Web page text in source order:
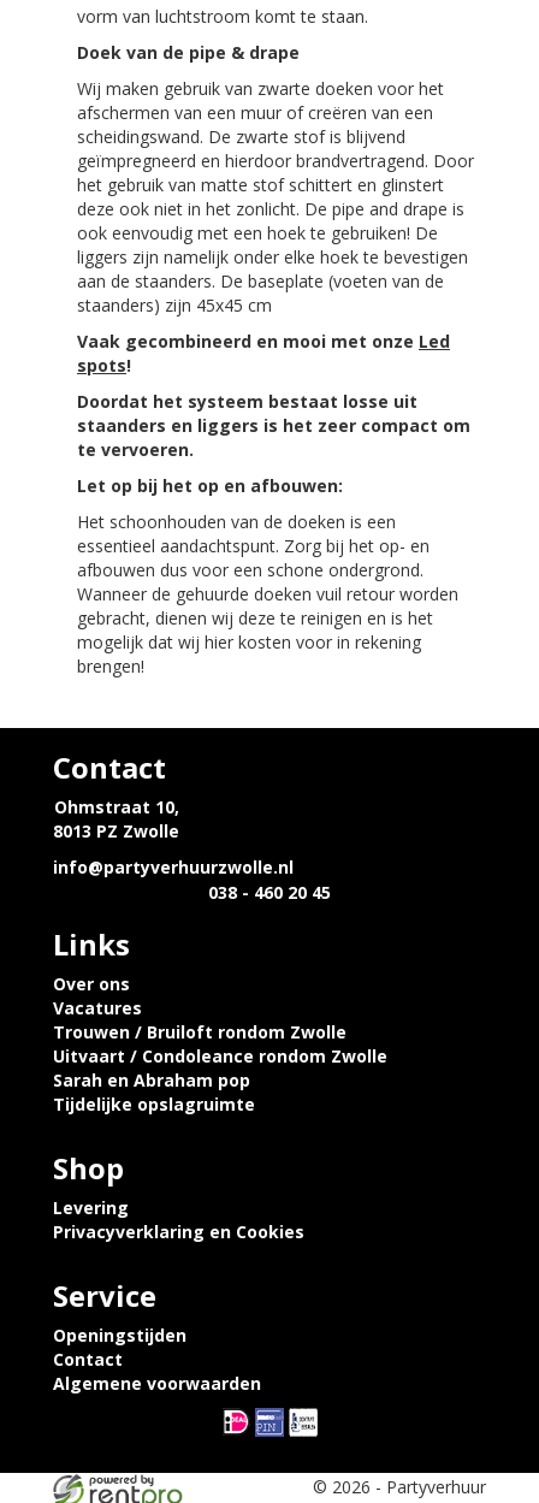
vorm van luchtstroom komt te staan.
Doek van de pipe & drape
Wij maken gebruik van zwarte doeken voor het
afschermen van een muur of creëren van een
scheidingswand. De zwarte stof is blijvend
geïmpregneerd en hierdoor brandvertragend. Door
het gebruik van matte stof schittert en glinstert
deze ook niet in het zonlicht. De pipe and drape is
ook eenvoudig met een hoek te gebruiken! De
liggers zijn namelijk onder elke hoek te bevestigen
aan de staanders. De baseplate (voeten van de
staanders) zijn 45x45 cm
Vaak gecombineerd en mooi met onze Led
spots!
Doordat het systeem bestaat losse uit
staanders en liggers is het zeer compact om
te vervoeren.
Let op bij het op en afbouwen:
Het schoonhouden van de doeken is een
essentieel aandachtspunt. Zorg bij het op- en
afbouwen dus voor een schone ondergrond.
Wanneer de gehuurde doeken vuil retour worden
gebracht, dienen wij deze te reinigen en is het
mogelijk dat wij hier kosten voor in rekening
brengen!
Contact
Ohmstraat 10,
8013 PZ Zwolle
info@partyverhuurzwolle.nl
038 - 460 20 45
Links
Over ons
Vacatures
Trouwen / Bruiloft rondom Zwolle
Uitvaart / Condoleance rondom Zwolle
Sarah en Abraham pop
Tijdelijke opslagruimte
Shop
Levering
Privacyverklaring en Cookies
Service
Openingstijden
Contact
Algemene voorwaarden
© 2026 - Partyverhuur